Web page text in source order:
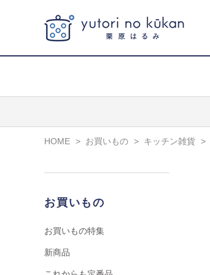
HOME > お買いもの > キッチン雑貨 >
お買いもの
お買いもの特集
新商品